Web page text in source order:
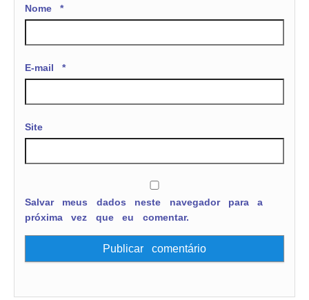
Nome*
E-mail*
Site
Salvar meus dados neste navegador para a
próxima vez que eu comentar.